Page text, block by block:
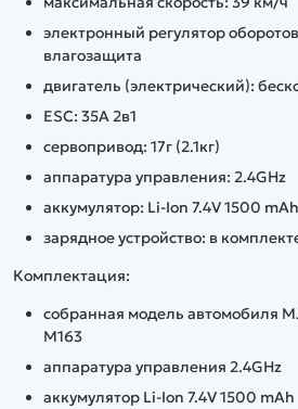
электронный регулятор
влагозащита
двигатель (электрический):
ESC: 35A 2в1
сервопривод: 17г (2.1кг)
аппаратура управления: 2.4GHz
аккумулятор: Li-Ion 7.4V 1500 mAh
зарядное устройство: в
Комплектация:
собранная модель автомобиля
M163
аппаратура управления 2.4GHz
аккумулятор Li-Ion 7.4V 1500 mAh